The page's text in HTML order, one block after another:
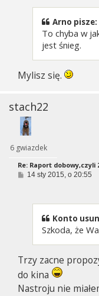
Arno pisze:
To chyba w
jest śnieg.
Mylisz się.
stach22
6 gwiazdek
Re: Raport
P14 sty 2015, o 20:55
Konto
Szkoda, że
Trzy zacne
do kina
Nastroju nie